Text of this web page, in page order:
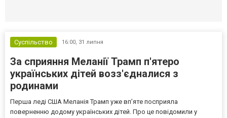
Суспільство 16:00, 31 липня
За сприяння Меланії Трамп п'ятеро
українських дітей возз'єдналися з
родинами
Перша леді США Меланія Трамп уже впʼяте посприяла
поверненню додому українських дітей. Про це повідомили у